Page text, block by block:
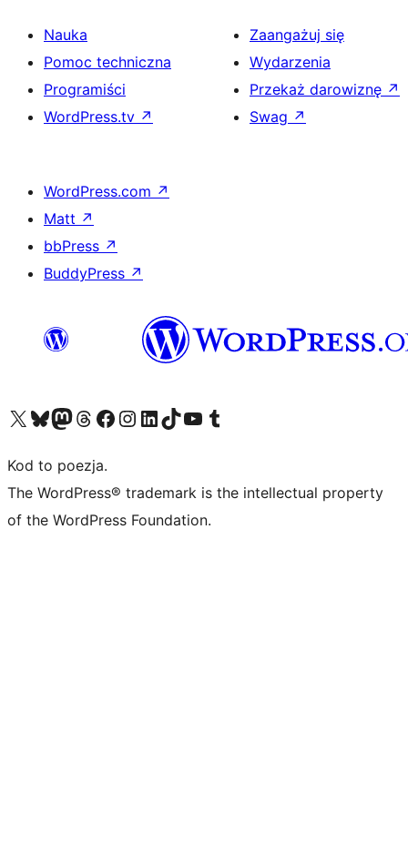
Nauka
Pomoc techniczna
Programiści
WordPress.tv ↗
Zaangażuj się
Wydarzenia
Przekaż darowiznę ↗
Swag ↗
WordPress.com ↗
Matt ↗
bbPress ↗
BuddyPress ↗
Odwiedź nasze konto X (dawniej Twitter)
Odwiedź nasze konto Bluesky
Odwiedź nasze konto na Mastodoncie
Odwiedź naszego Threadsa
Odwiedź naszego Facebooka
Odwiedź nasze konto na Instagramie
Odwiedź nasze konto na LinkedIn
Odwiedź naszego TikToka
Odwiedź nasz kanał YouTube
Odwiedź naszego Tumblra
Kod to poezja.
The WordPress® trademark is the intellectual property
of the WordPress Foundation.